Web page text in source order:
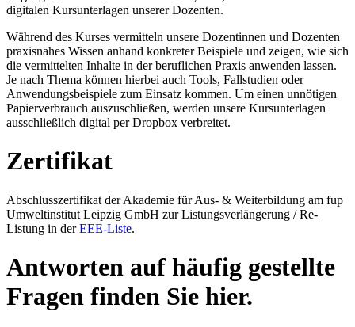
digitalen Kursunterlagen unserer Dozenten.
Während des Kurses vermitteln unsere Dozentinnen und Dozenten
praxisnahes Wissen anhand konkreter Beispiele und zeigen, wie sich
die vermittelten Inhalte in der beruflichen Praxis anwenden lassen.
Je nach Thema können hierbei auch Tools, Fallstudien oder
Anwendungsbeispiele zum Einsatz kommen. Um einen unnötigen
Papierverbrauch auszuschließen, werden unsere Kursunterlagen
ausschließlich digital per Dropbox verbreitet.
Zertifikat
Abschlusszertifikat der Akademie für Aus- & Weiterbildung am fup
Umweltinstitut Leipzig GmbH zur Listungsverlängerung / Re-
Listung in derEEE-Liste.
Antworten auf häufig gestellte
Fragen finden Sie hier.